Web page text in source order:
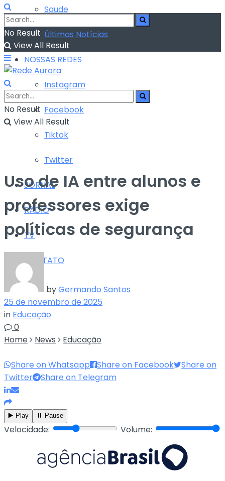
Saude
Últimas Notícias
NOSSAS REDES
Instagram
Facebook
Tiktok
Twitter
JORNAL
RÁDIO
TV
CONTATO
No Result
View All Result
No Result
View All Result
Uso de IA entre alunos e
professores exige
políticas de segurança
byGermando Santos
25 de novembro de 2025
in Educação
0
Home
News Educação
Share on Whatsapp Share on Facebook
Share on
Twitter
Share on Telegram
▶️ Play ⏸️ Pause
Velocidade: Volume: